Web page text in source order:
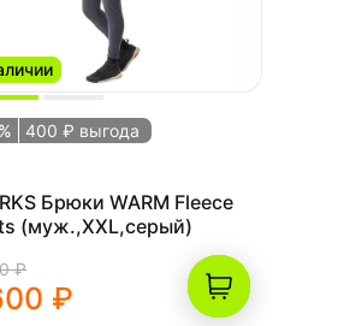
400 ₽ выгода
Брюки WARM Fleece
(муж.,XXL,серый)
₽
₽